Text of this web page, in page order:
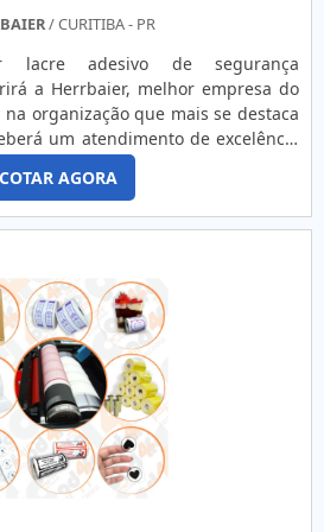
/ CURITIBA - PR
lacre adesivo de segurança
a Herrbaier, melhor empresa do
organização que mais se destaca
um atendimento de excelência
produtos que solucionem
o tema é lacre adesivo de
com os profissionais
o cliente encontrará proteção e
DE LACRE ADESIVO DE
Herrbaier foca sua
cada cliente uma estrutura com
onde são realizadas as
privilegiada, tudo para se
lacre adesivo de segurança
qualidade.Há muitas maneiras
demonstrar competência,
sua área de atuação. A Herrbaier
COTAR AGORA